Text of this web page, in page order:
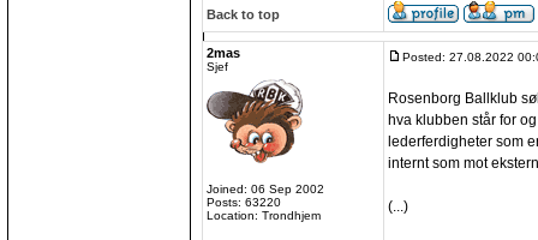
Back to top
2mas
Sjef
Joined: 06 Sep 2002
Posts: 63220
Location: Trondhjem
Posted: 27.08.2022
Rosenborg Ballklub
hva klubben står for
lederferdigheter som
internt som mot
(...)